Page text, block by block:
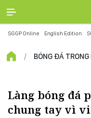
SGGP Online English Edition
BÓNG ĐÁ TRONG
Làng bóng đá
chung tay vì